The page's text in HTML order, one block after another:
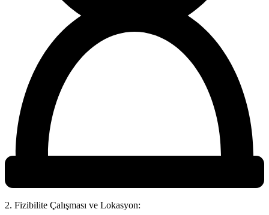
2. Fizibilite Çalışması ve Lokasyon: